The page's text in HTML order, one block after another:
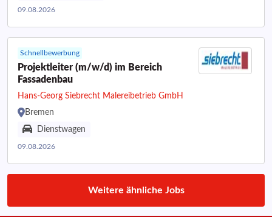
09.08.2026
Schnellbewerbung
Projektleiter (m/w/d) im Bereich
Fassadenbau
Hans-Georg Siebrecht Malereibetrieb GmbH
Bremen
Dienstwagen
09.08.2026
Weitere ähnliche Jobs